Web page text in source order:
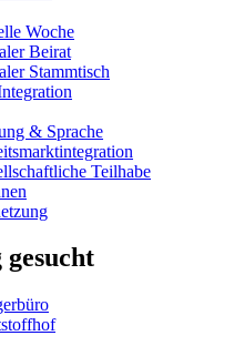
Woche
Beirat
Stammtisch
& Sprache
Teilhabe